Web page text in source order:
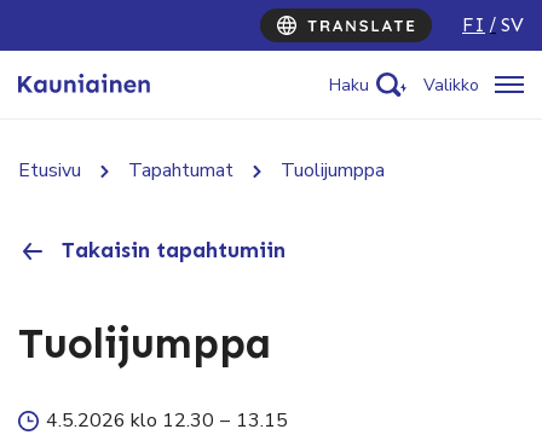
FI SV
Haku Valikko
Etusivu Tapahtumat Tuolijumppa
Takaisin tapahtumiin
Tuolijumppa
4.5.2026 klo 12.30 – 13.15